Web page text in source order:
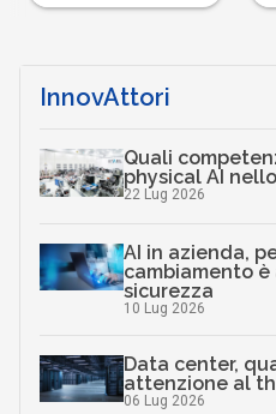
InnovAttori
Quali
physical AI
22 Lug 2026
AI in azienda,
cambiamento
sicurezza
10 Lug 2026
Data center,
attenzione al
06 Lug 2026